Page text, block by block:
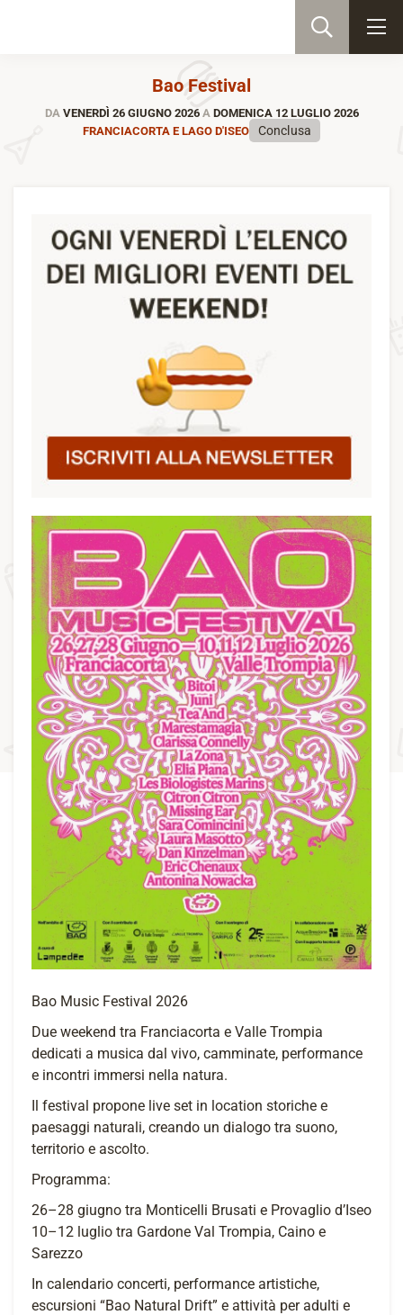
Bao Festival
DAVENERDÌ 26 GIUGNO 2026 ADOMENICA 12 LUGLIO 2026
FRANCIACORTA E LAGO D'ISEO
Conclusa
Bao Music Festival 2026
Due weekend tra Franciacorta e Valle Trompia
dedicati a musica dal vivo, camminate, performance
e incontri immersi nella natura.
Il festival propone live set in location storiche e
paesaggi naturali, creando un dialogo tra suono,
territorio e ascolto.
Programma:
26–28 giugno tra Monticelli Brusati e Provaglio d’Iseo
10–12 luglio tra Gardone Val Trompia, Caino e
Sarezzo
In calendario concerti, performance artistiche,
escursioni “Bao Natural Drift” e attività per adulti e